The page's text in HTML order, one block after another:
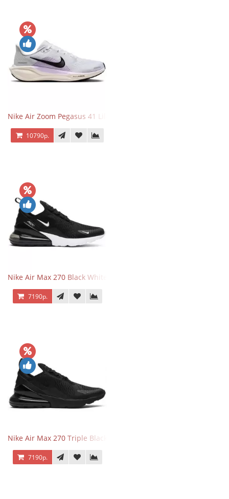
Nike Air Zoom Pegasus 41 Lilac Bloom
10790р.
Nike Air Max 270 Black White
7190р.
Nike Air Max 270 Triple Black
7190р.